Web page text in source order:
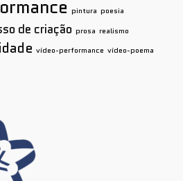
pintura poesia
de criação prosa realismo
vídeo-performance vídeo-poema